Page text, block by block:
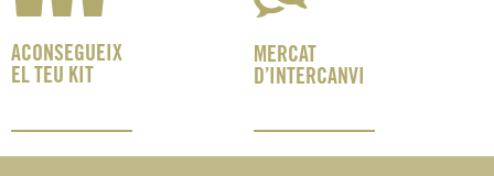
ACONSEGUEIX
EL TEU KIT
MERCAT
D’INTERCANVI